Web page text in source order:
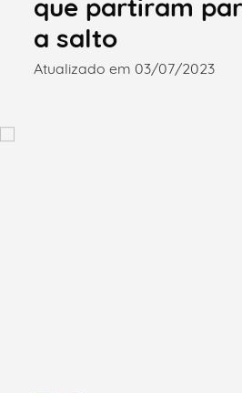
Categorias gerais
que partiram
a salto
Atualizado em 03/07/2023